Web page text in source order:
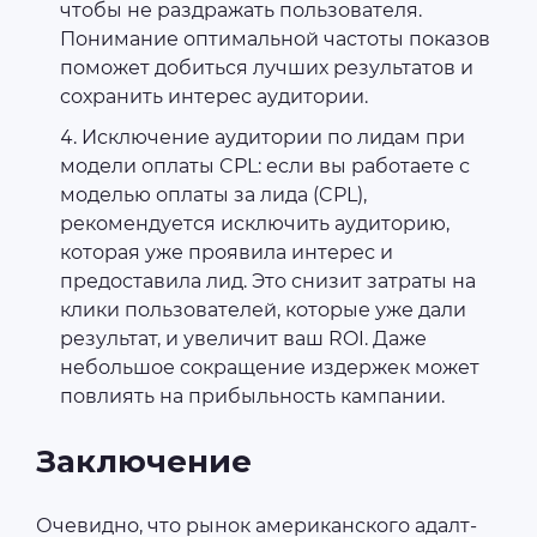
чтобы не раздражать пользователя.
Понимание оптимальной частоты показов
поможет добиться лучших результатов и
сохранить интерес аудитории.
Исключение аудитории по лидам при
модели оплаты CPL: если вы работаете с
моделью оплаты за лида (CPL),
рекомендуется исключить аудиторию,
которая уже проявила интерес и
предоставила лид. Это снизит затраты на
клики пользователей, которые уже дали
результат, и увеличит ваш ROI. Даже
небольшое сокращение издержек может
повлиять на прибыльность кампании.
Заключение
Очевидно, что рынок американского адалт-